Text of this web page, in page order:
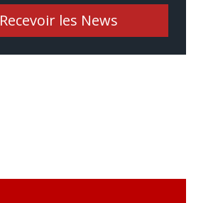
Recevoir les News